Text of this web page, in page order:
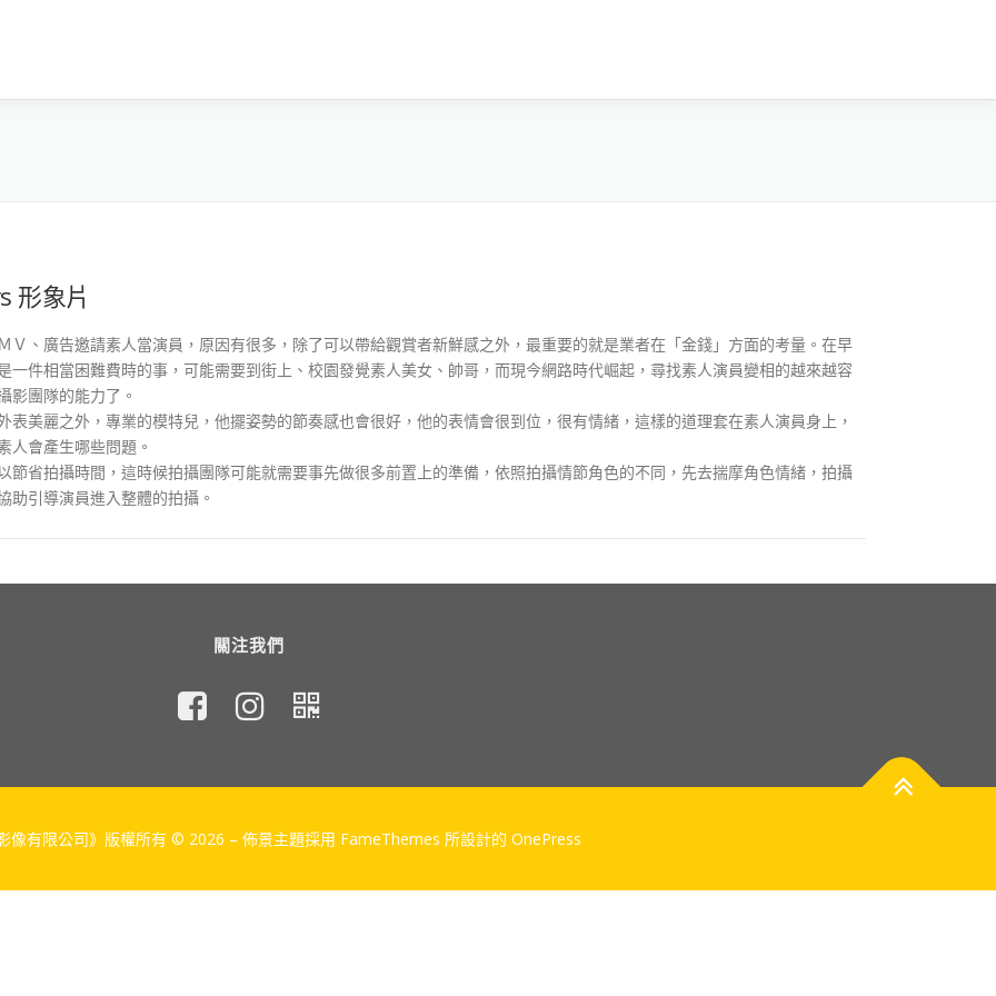
形象片
Ｖ、廣告邀請素人當演員，原因有很多，除了可以帶給觀賞者新鮮感之外，最重要的就是業者在「金錢」方面的考量。在早
一件相當困難費時的事，可能需要到街上、校園發覺素人美女、帥哥，而現今網路時代崛起，尋找素人演員變相的越來越容
影團隊的能力了。
表美麗之外，專業的模特兒，他擺姿勢的節奏感也會很好，他的表情會很到位，很有情緒，這樣的道理套在素人演員身上，
人會產生哪些問題。
節省拍攝時間，這時候拍攝團隊可能就需要事先做很多前置上的準備，依照拍攝情節角色的不同，先去揣摩角色情緒，拍攝
助引導演員進入整體的拍攝。
關注我們
像有限公司》版權所有 © 2026 – 佈景主題採用 FameThemes 所設計的 OnePress